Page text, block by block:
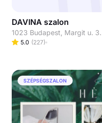
DAVINA szalon
1023 Budapest, Margit u. 3.
5.0 (227)
SZÉPSÉGSZALON